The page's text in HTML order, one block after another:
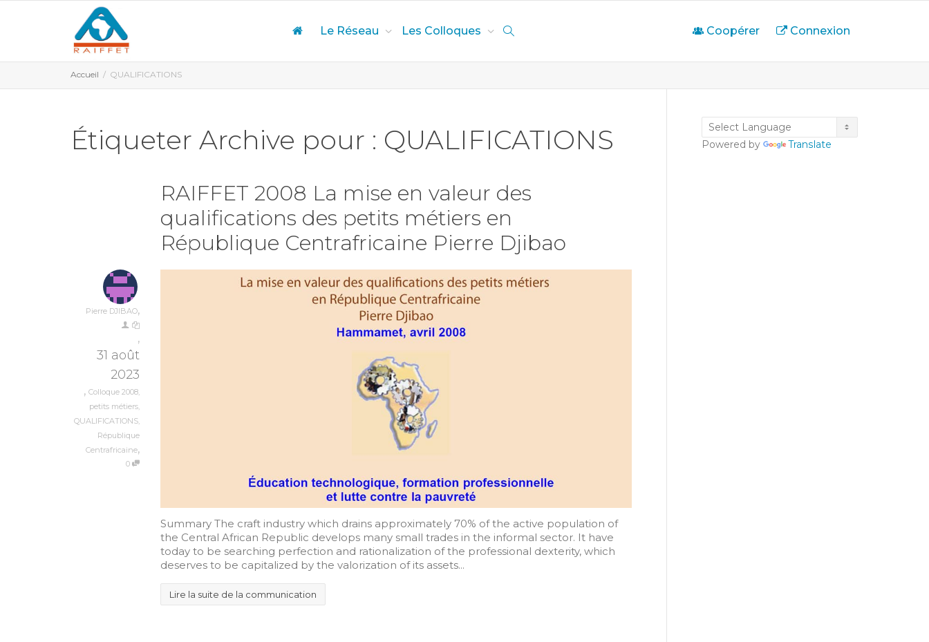
Le Réseau Les Colloques Coopérer Connexion
Accueil QUALIFICATIONS
Étiqueter Archive pour : QUALIFICATIONS
RAIFFET 2008 La mise en valeur des
qualifications des petits métiers en
République Centrafricaine Pierre Djibao
Pierre DJIBAO,
,
31 août
2023
, Colloque 2008,
petits métiers,
QUALIFICATIONS,
République
Centrafricaine,
0
Summary The craft industry which drains approximately 70% of the active population of
the Central African Republic develops many small trades in the informal sector. It have
today to be searching perfection and rationalization of the professional dexterity, which
deserves to be capitalized by the valorization of its assets...
Lire la suite de la communication
Powered by Translate